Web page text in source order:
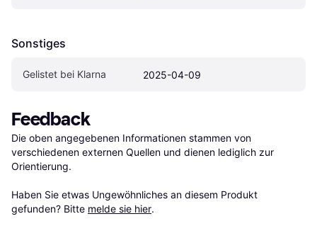
Sonstiges
Gelistet bei Klarna 2025-04-09
Feedback
Die oben angegebenen Informationen stammen von
verschiedenen externen Quellen und dienen lediglich zur
Orientierung.
Haben Sie etwas Ungewöhnliches an diesem Produkt
gefunden? Bitte melde sie hier.